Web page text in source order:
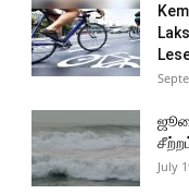
July